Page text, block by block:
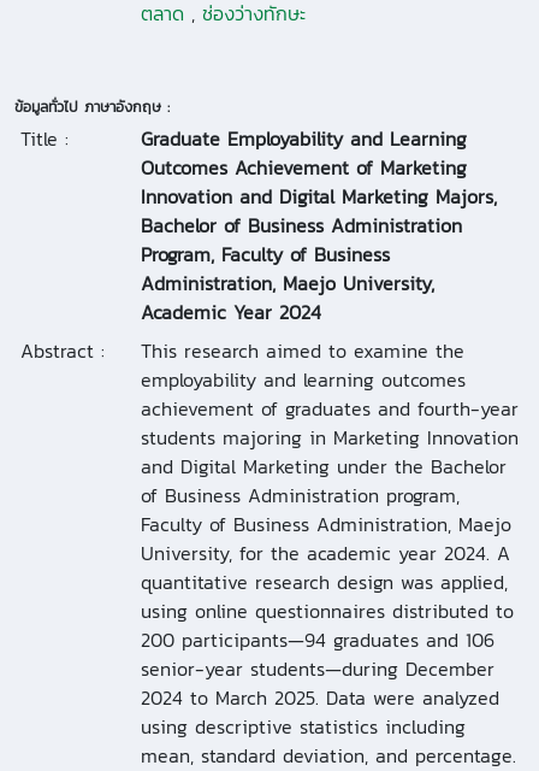
ตลาด , ช่องว่างทักษะ
ข้อมูลทั่วไป ภาษาอังกฤษ :
Title :
Graduate Employability and Learning
Outcomes Achievement of Marketing
Innovation and Digital Marketing Majors,
Bachelor of Business Administration
Program, Faculty of Business
Administration, Maejo University,
Academic Year 2024
Abstract :
This research aimed to examine the
employability and learning outcomes
achievement of graduates and fourth-year
students majoring in Marketing Innovation
and Digital Marketing under the Bachelor
of Business Administration program,
Faculty of Business Administration, Maejo
University, for the academic year 2024. A
quantitative research design was applied,
using online questionnaires distributed to
200 participants—94 graduates and 106
senior-year students—during December
2024 to March 2025. Data were analyzed
using descriptive statistics including
mean, standard deviation, and percentage.